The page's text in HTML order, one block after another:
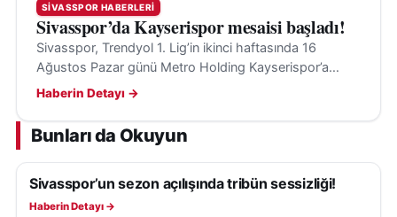
SIVASSPOR HABERLERI
Sivasspor’da Kayserispor mesaisi başladı!
Sivasspor, Trendyol 1. Lig’in ikinci haftasında 16
Ağustos Pazar günü Metro Holding Kayserispor’a
konuk olacak; hedef ilk galibiyet ve transfer takviyeleri.
Haberin Detayı →
Bunları da Okuyun
SIVASSPOR HABERLERI
Sivasspor’un sezon açılışında tribün sessizliği!
Haberin Detayı →